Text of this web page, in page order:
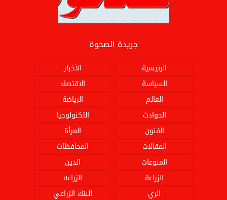
جريدة الصحوة
الرئيسية
الأخبار
السياسة
الاقتصاد
العالم
الرياضة
الحوادث
التكنولوجيا
الفنون
المرأة
المقالات
المحافظات
المنوعات
الدين
الزراعة
الزراعه
الري
البنك الزراعي